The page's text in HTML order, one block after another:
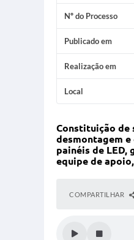
Nº do Processo
Publicado em
Realização em
Local
Constituição de
desmontagem
painéis de
equipe de
COMPARTILHAR